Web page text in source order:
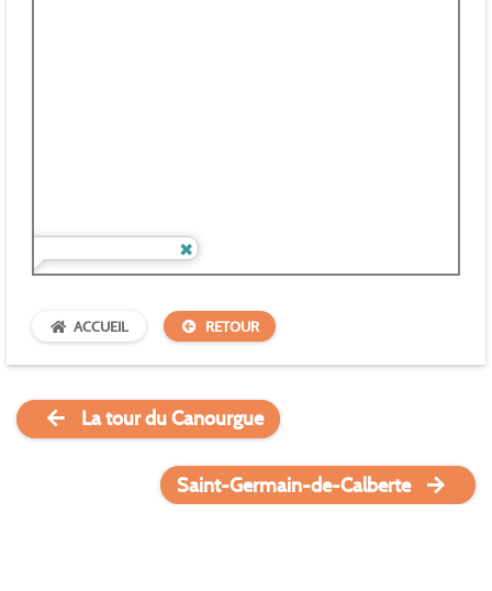
ACCUEIL RETOUR
La tour du Canourgue
Saint-Germain-de-Calberte